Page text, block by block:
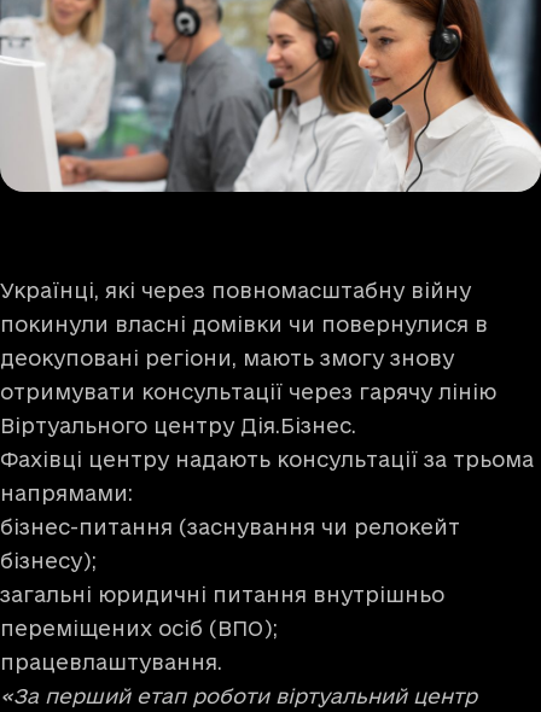
Українці, які через повномасштабну війну
покинули власні домівки чи повернулися в
деокуповані регіони, мають змогу знову
отримувати консультації через гарячу лінію
Віртуального центру Дія.Бізнес.
Фахівці центру надають консультації за трьома
напрямами:
бізнес-питання (заснування чи релокейт
бізнесу);
загальні юридичні питання внутрішньо
переміщених осіб (ВПО);
працевлаштування.
«За перший етап роботи віртуальний центр